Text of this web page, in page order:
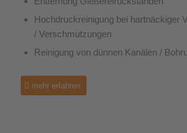
Hochdruckreinigung bei hartnäckiger
/ Verschmutzungen
Reinigung von dünnen Kanälen /
mehr erfahren